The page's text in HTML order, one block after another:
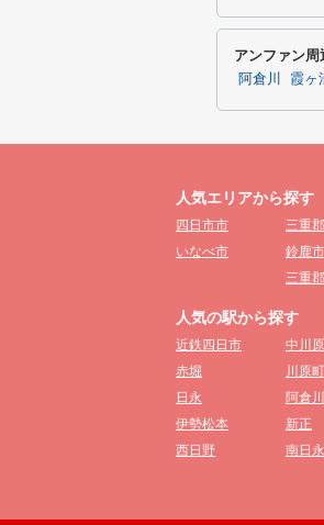
アンファン
阿倉川 霞ヶ
人気エリアから探す
四日市市
三重
いなべ市
鈴鹿市
三重
人気の駅から探す
近鉄四日市
中川原
赤堀
川原町
日永
阿倉川
伊勢松本
新正
西日野
南日永